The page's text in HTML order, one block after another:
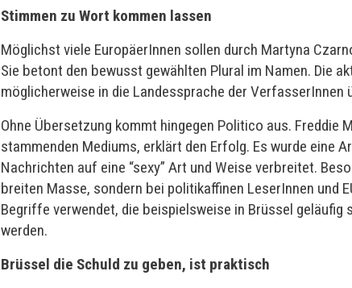
Stimmen zu Wort kommen lassen
Möglichst viele EuropäerInnen sollen durch Martyna
Sie betont den bewusst gewählten Plural im Namen. Die
möglicherweise in die Landessprache der VerfasserInnen
Ohne Übersetzung kommt hingegen Politico aus. Freddie
stammenden Mediums, erklärt den Erfolg. Es wurde eine
Nachrichten auf eine “sexy” Art und Weise verbreitet.
breiten Masse, sondern bei politikaffinen LeserInnen und
Begriffe verwendet, die beispielsweise in Brüssel
werden.
Brüssel die Schuld zu geben, ist praktisch